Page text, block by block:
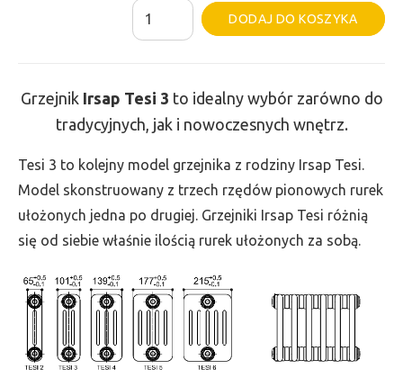
ilość
Grzejnik
-
wys.
865,
szer.
1575,
2962
DODAJ DO KOSZYKA
Grzejnik Irsap Tesi 3 to idealny wybór zarówno do
tradycyjnych, jak i nowoczesnych wnętrz.
Tesi 3 to kolejny model grzejnika z rodziny Irsap Tesi.
Model skonstruowany z trzech rzędów pionowych rurek
ułożonych jedna po drugiej. Grzejniki Irsap Tesi różnią
się od siebie właśnie ilością rurek ułożonych za sobą.